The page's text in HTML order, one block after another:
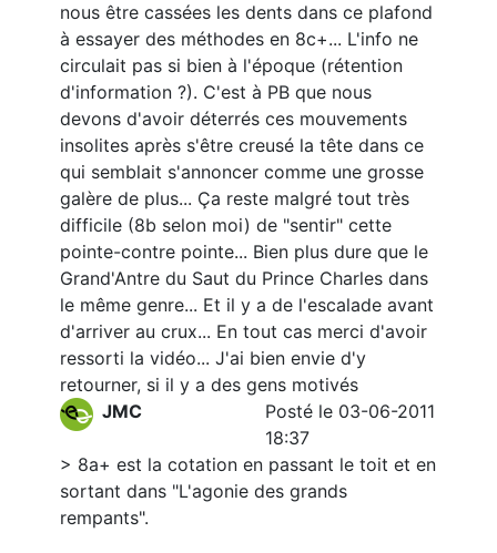
nous être cassées les dents dans ce plafond
à essayer des méthodes en 8c+... L'info ne
circulait pas si bien à l'époque (rétention
d'information ?). C'est à PB que nous
devons d'avoir déterrés ces mouvements
insolites après s'être creusé la tête dans ce
qui semblait s'annoncer comme une grosse
galère de plus... Ça reste malgré tout très
difficile (8b selon moi) de "sentir" cette
pointe-contre pointe... Bien plus dure que le
Grand'Antre du Saut du Prince Charles dans
le même genre... Et il y a de l'escalade avant
d'arriver au crux... En tout cas merci d'avoir
ressorti la vidéo... J'ai bien envie d'y
retourner, si il y a des gens motivés
JMC
Posté le 03-06-2011
18:37
> 8a+ est la cotation en passant le toit et en
sortant dans "L'agonie des grands
rempants".